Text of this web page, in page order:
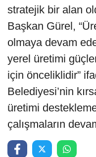
stratejik bir alan
Başkan Gürel,
olmaya devam
yerel üretimi
için önceliklidir”
Belediyesi’nin
üretimi
çalışmaların